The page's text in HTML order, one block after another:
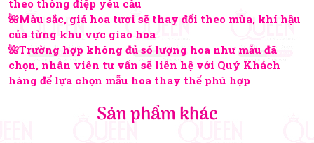
theo thông điệp yêu cầu
🌺Màu sắc, giá hoa tươi sẽ thay đổi theo mùa, khí hậu
của từng khu vực giao hoa
🌺Trường hợp không đủ số lượng hoa như mẫu đã
chọn, nhân viên tư vấn sẽ liên hệ với Quý Khách
hàng để lựa chọn mẫu hoa thay thế phù hợp
Sản phẩm khác